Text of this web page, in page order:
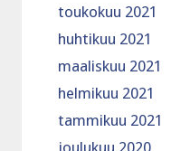
toukokuu 2021
huhtikuu 2021
maaliskuu 2021
helmikuu 2021
tammikuu 2021
joulukuu 2020